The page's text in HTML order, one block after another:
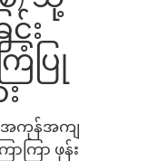
င်း
ပြု
အကုန်အကျ
ာကြာ ဖုန်း